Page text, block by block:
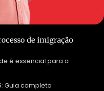
de imigração
é essencial para o
Guia completo